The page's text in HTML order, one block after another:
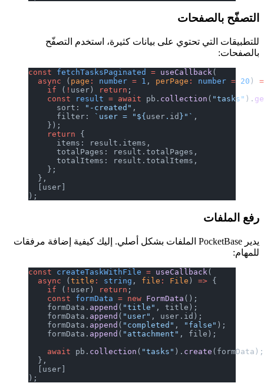
التصفّح بالصفحات
للتطبيقات التي تحتوي على بيانات كثيرة، استخدم التصفّح
بالصفحات:
const fetchTasksPaginated = useCallback
  async
(page number = 1 , perPage number = 20
)
    if
( !user) return
    const
result = await pb.collection ("tasks" ).
      sort:
"-created"
      filter:
`user = "${user .id }"`
    });
    return
{
      items: result.items,
      totalPages: result.totalPages,
      totalItems: result.totalItems,
    };
  },
  [user]
);
رفع الملفات
يدير PocketBase الملفات بشكل أصلي. إليك كيفية إضافة مرفقات
للمهام:
const createTaskWithFile = useCallback
  async
(title string , file File ) => {
    if
( !user) return
    const
formData = new FormData ();
    formData.
append ("title"
, title);
    formData.
append ( "user"
, user.id);
    formData.
append ( "completed" , "false" );
    formData.
append ( "attachment"
, file);
    await
pb.collection ("tasks" ). create
  },
  [user]
);